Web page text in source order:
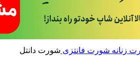
زنانه شورت فانتزی شورت دانتل